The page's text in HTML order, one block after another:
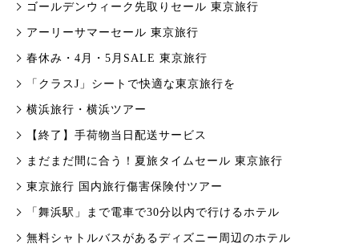
ゴールデンウィーク先取りセール 東京旅行
アーリーサマーセール 東京旅行
春休み・4月・5月SALE 東京旅行
「クラスJ」シートで快適な東京旅行を
横浜旅行・横浜ツアー
【終了】手荷物当日配送サービス
まだまだ間に合う！夏旅タイムセール 東京旅行
東京旅行 国内旅行傷害保険付ツアー
「舞浜駅」まで電車で30分以内で行けるホテル
無料シャトルバスがあるディズニー周辺のホテル